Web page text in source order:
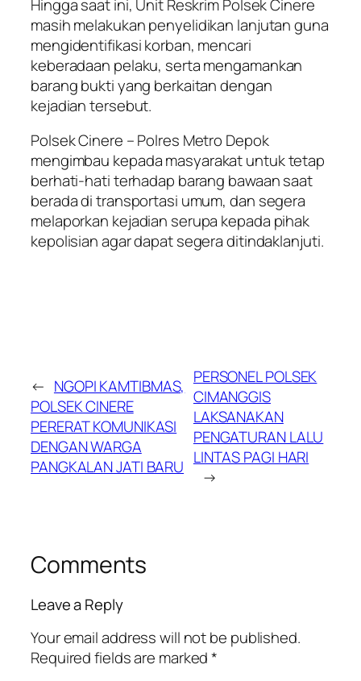
Hingga saat ini, Unit Reskrim Polsek Cinere
masih melakukan penyelidikan lanjutan guna
mengidentifikasi korban, mencari
keberadaan pelaku, serta mengamankan
barang bukti yang berkaitan dengan
kejadian tersebut.
Polsek Cinere – Polres Metro Depok
mengimbau kepada masyarakat untuk tetap
berhati-hati terhadap barang bawaan saat
berada di transportasi umum, dan segera
melaporkan kejadian serupa kepada pihak
kepolisian agar dapat segera ditindaklanjuti.
← NGOPI KAMTIBMAS,
POLSEK CINERE
PERERAT KOMUNIKASI
DENGAN WARGA
PANGKALAN JATI BARU
PERSONEL POLSEK
CIMANGGIS
LAKSANAKAN
PENGATURAN LALU
LINTAS PAGI HARI
→
Comments
Leave a Reply
Your email address will not be published.
Required fields are marked*